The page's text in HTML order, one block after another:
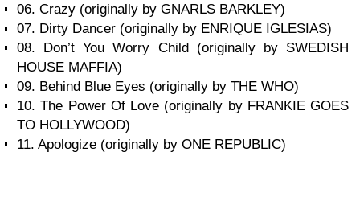
06. Crazy (originally by GNARLS BARKLEY)
07. Dirty Dancer (originally by ENRIQUE IGLESIAS)
08. Don’t You Worry Child (originally by SWEDISH
HOUSE MAFFIA)
09. Behind Blue Eyes (originally by THE WHO)
10. The Power Of Love (originally by FRANKIE GOES
TO HOLLYWOOD)
11. Apologize (originally by ONE REPUBLIC)